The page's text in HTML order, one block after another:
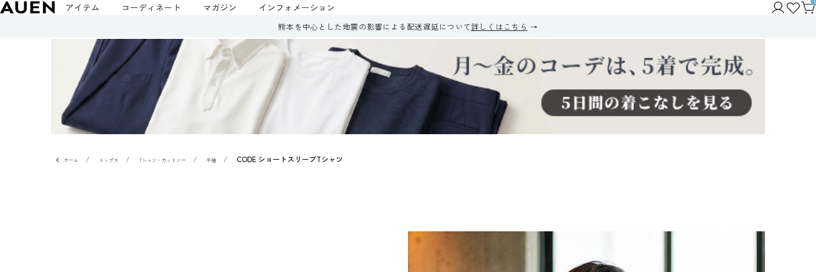
アイテム コーディネート マガジン インフォメーション
熊本を中心とした地震の影響による配送遅延について詳しくはこちら
ホーム トップス Tシャツ・カットソー 半袖 CODE ショートスリーブTシャツ